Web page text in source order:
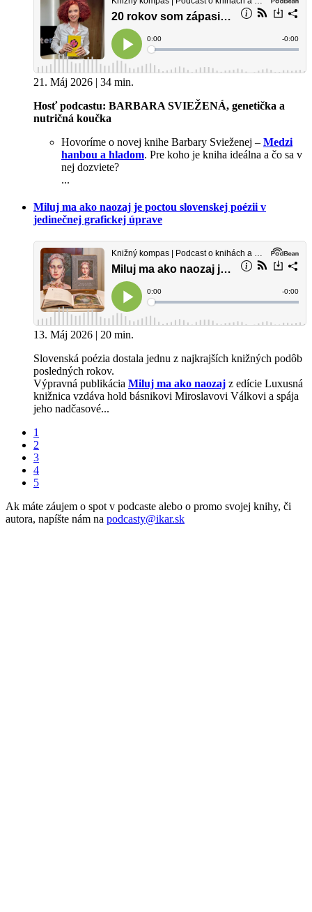
21. Máj 2026 | 34 min.
Hosť podcastu: BARBARA SVIEŽENÁ, genetička a
nutričná koučka
Hovoríme o novej knihe Barbary Svieženej – Medzi
hanbou a hladom. Pre koho je kniha ideálna a čo sa v
nej dozviete?
...
Miluj ma ako naozaj je poctou slovenskej poézii v
jedinečnej grafickej úprave
13. Máj 2026 | 20 min.
Slovenská poézia dostala jednu z najkrajších knižných podôb
posledných rokov.
Výpravná publikácia Miluj ma ako naozaj z edície Luxusná
knižnica vzdáva hold básnikovi Miroslavovi Válkovi a spája
jeho nadčasové...
1
2
3
4
5
Ak máte záujem o spot v podcaste alebo o promo svojej knihy, či
autora, napíšte nám na podcasty@ikar.sk